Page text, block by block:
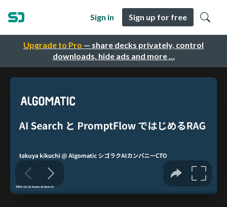
Upgrade to Pro — share decks privately, control
downloads, hide ads and more …
Sign in Sign up for free